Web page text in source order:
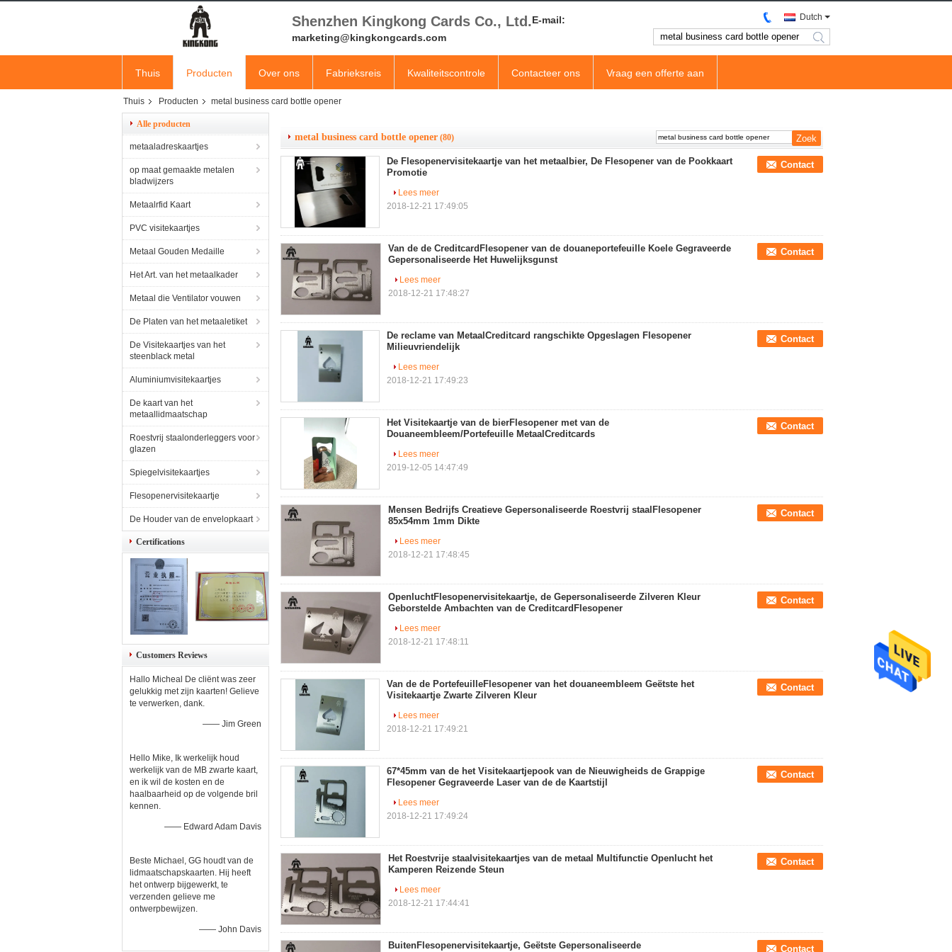
Shenzhen Kingkong Cards Co., Ltd.E-mail:
marketing@kingkongcards.com
Dutch
search
Thuis Producten Over ons Fabrieksreis Kwaliteitscontrole Contacteer ons Vraag een offerte aan
Thuis Producten metal business card bottle opener
Alle producten
metaaladreskaartjes
op maat gemaakte metalen
bladwijzers
Metaalrfid Kaart
PVC visitekaartjes
Metaal Gouden Medaille
Het Art. van het metaalkader
Metaal die Ventilator vouwen
De Platen van het metaaletiket
De Visitekaartjes van het
steenblack metal
Aluminiumvisitekaartjes
De kaart van het
metaallidmaatschap
Roestvrij staalonderleggers voor
glazen
Spiegelvisitekaartjes
Flesopenervisitekaartje
De Houder van de envelopkaart
Certifications
Customers Reviews
Hallo Micheal De cliënt was zeer
gelukkig met zijn kaarten! Gelieve
te verwerken, dank.
—— Jim Green
Hello Mike, Ik werkelijk houd
werkelijk van de MB zwarte kaart,
en ik wil de kosten en de
haalbaarheid op de volgende bril
kennen.
—— Edward Adam Davis
Beste Michael, GG houdt van de
lidmaatschapskaarten. Hij heeft
het ontwerp bijgewerkt, te
verzenden gelieve me
ontwerpbewijzen.
—— John Davis
metal business card bottle opener (80)
De Flesopenervisitekaartje van het metaalbier, De Flesopener van de Pookkaart
Promotie
Contact
Lees meer
2018-12-21 17:49:05
Van de de CreditcardFlesopener van de douaneportefeuille Koele Gegraveerde
Gepersonaliseerde Het Huwelijksgunst
Contact
Lees meer
2018-12-21 17:48:27
De reclame van MetaalCreditcard rangschikte Opgeslagen Flesopener
Milieuvriendelijk
Contact
Lees meer
2018-12-21 17:49:23
Het Visitekaartje van de bierFlesopener met van de
Douaneembleem/Portefeuille MetaalCreditcards
Contact
Lees meer
2019-12-05 14:47:49
Mensen Bedrijfs Creatieve Gepersonaliseerde Roestvrij staalFlesopener
85x54mm 1mm Dikte
Contact
Lees meer
2018-12-21 17:48:45
OpenluchtFlesopenervisitekaartje, de Gepersonaliseerde Zilveren Kleur
Geborstelde Ambachten van de CreditcardFlesopener
Contact
Lees meer
2018-12-21 17:48:11
Van de de PortefeuilleFlesopener van het douaneembleem Geëtste het
Visitekaartje Zwarte Zilveren Kleur
Contact
Lees meer
2018-12-21 17:49:21
67*45mm van de het Visitekaartjepook van de Nieuwigheids de Grappige
Flesopener Gegraveerde Laser van de de Kaartstijl
Contact
Lees meer
2018-12-21 17:49:24
Het Roestvrije staalvisitekaartjes van de metaal Multifunctie Openlucht het
Kamperen Reizende Steun
Contact
Lees meer
2018-12-21 17:44:41
BuitenFlesopenervisitekaartje, Geëtste Gepersonaliseerde
Contact